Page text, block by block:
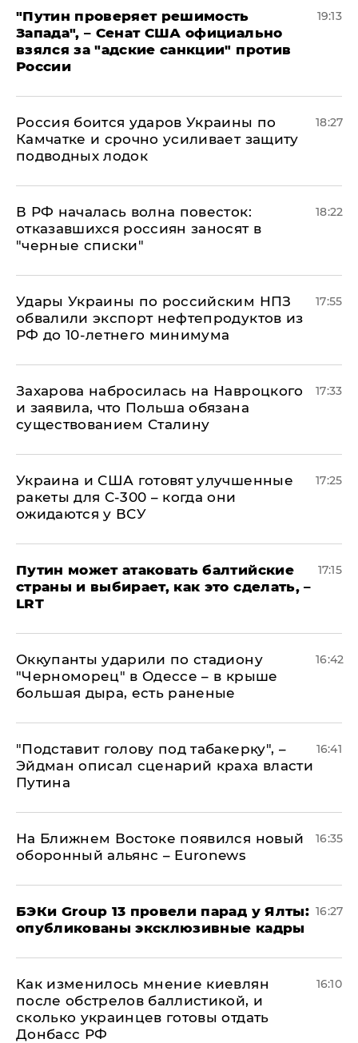
"Путин проверяет решимость
Запада", – Сенат США официально
взялся за "адские санкции" против
России
19:13
Россия боится ударов Украины по
Камчатке и срочно усиливает защиту
подводных лодок
18:27
​В РФ началась волна повесток:
отказавшихся россиян заносят в
"черные списки"
18:22
Удары Украины по российским НПЗ
обвалили экспорт нефтепродуктов из
РФ до 10-летнего минимума
17:55
​Захарова набросилась на Навроцкого
и заявила, что Польша обязана
существованием Сталину
17:33
Украина и США готовят улучшенные
ракеты для С-300 – когда они
ожидаются у ВСУ
17:25
Путин может атаковать балтийские
страны и выбирает, как это сделать, –
LRT
17:15
Оккупанты ударили по стадиону
"Черноморец" в Одессе – в крыше
большая дыра, есть раненые
16:42
​"Подставит голову под табакерку", –
Эйдман описал сценарий краха власти
Путина
16:41
На Ближнем Востоке появился новый
оборонный альянс – Euronews
16:35
​БЭКи Group 13 провели парад у Ялты:
опубликованы эксклюзивные кадры
16:27
Как изменилось мнение киевлян
после обстрелов баллистикой, и
сколько украинцев готовы отдать
Донбасс РФ
16:10